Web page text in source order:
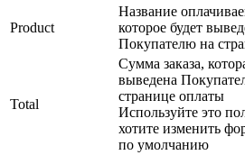
Product
Название
которое будет
Покупателю на
Total
Сумма заказа,
выведена
странице оплаты
Используйте это
хотите изменить
по умолчанию